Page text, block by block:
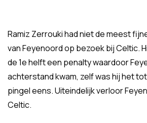
Ramiz Zerrouki had niet de meest
van Feyenoord op bezoek bij Celtic.
de 1e helft een penalty waardoor
achterstand kwam, zelf was hij het
pingel eens. Uiteindelijk verloor
Celtic.